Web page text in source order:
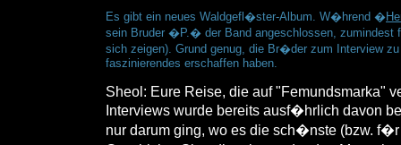
Es gibt ein neues Waldgefl�ster-Album. W�hrend �
sein Bruder �P.� der Band angeschlossen,
sich zeigen). Grund genug, die Br�der zum Interview
faszinierendes erschaffen haben.
Sheol: Eure Reise, die auf "Femundsmarka"
Interviews wurde bereits ausf�hrlich davon
nur darum ging, wo es die sch�nste (bzw.